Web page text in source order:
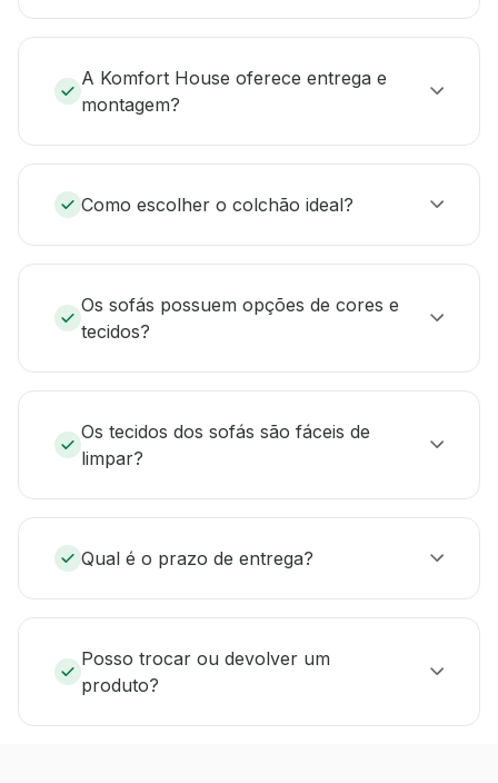
A Komfort House oferece entrega e
montagem?
Como escolher o colchão ideal?
Os sofás possuem opções de cores e
tecidos?
Os tecidos dos sofás são fáceis de
limpar?
Qual é o prazo de entrega?
Posso trocar ou devolver um
produto?